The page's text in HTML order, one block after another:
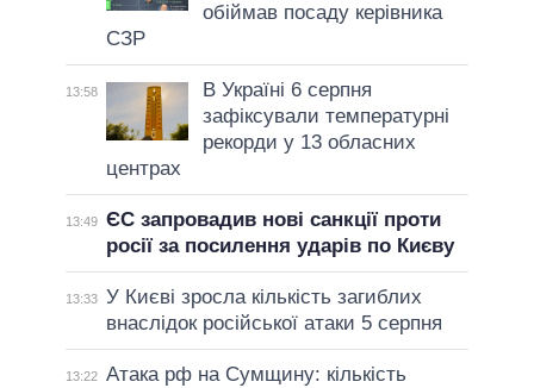
обіймав посаду керівника
СЗР
13:58
В Україні 6 серпня
зафіксували температурні
рекорди у 13 обласних
центрах
13:49 ЄС запровадив нові санкції проти
росії за посилення ударів по Києву
13:33 У Києві зросла кількість загиблих
внаслідок російської атаки 5 серпня
13:22 Атака рф на Сумщину: кількість